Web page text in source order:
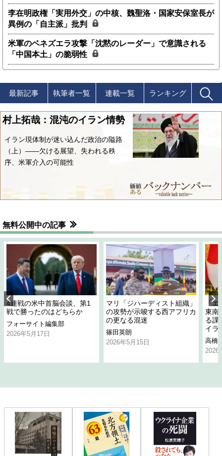
李在明政権「実用外交」の中核、魏聖洛・国家安保室長が
異例の「自主派」批判
米軍のベネズエラ攻撃「沈黙のレーダー」で意識される
「中国本土」の脆弱性
最新記事 執筆者一覧 連載一覧 ランキング
村上拓哉：混沌のイラン情勢
イラン現体制が迷い込んだ政治の隘路
（上）――欠ける展望、失われる秩
序、米軍介入の可能性
無料公開中の記事
4連戦の米中首脳会談、第1
戦で勝ったのはどちらか
フォーサイト編集部
2026年5月17日
マリ「ジハーディスト組織」
の攻勢が示唆する西アフリカ
の更なる混迷
篠田英朗
2026年5月15日
「
東南
る課
イラ
高橋
2026